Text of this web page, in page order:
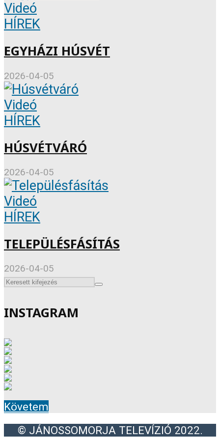
Videó
HÍREK
EGYHÁZI HÚSVÉT
2026-04-05
Videó
HÍREK
HÚSVÉTVÁRÓ
2026-04-05
Videó
HÍREK
TELEPÜLÉSFÁSÍTÁS
2026-04-05
INSTAGRAM
Követem
© JÁNOSSOMORJA TELEVÍZIÓ 2022.